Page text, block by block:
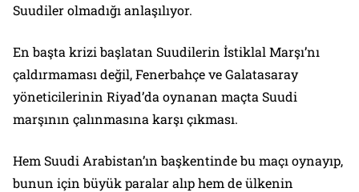
Suudiler olmadığı anlaşılıyor.
En başta krizi başlatan Suudilerin İstiklal Marşı’nı
çaldırmaması değil, Fenerbahçe ve Galatasaray
yöneticilerinin Riyad’da oynanan maçta Suudi
marşının çalınmasına karşı çıkması.
Hem Suudi Arabistan’ın başkentinde bu maçı oynayıp,
bunun için büyük paralar alıp hem de ülkenin